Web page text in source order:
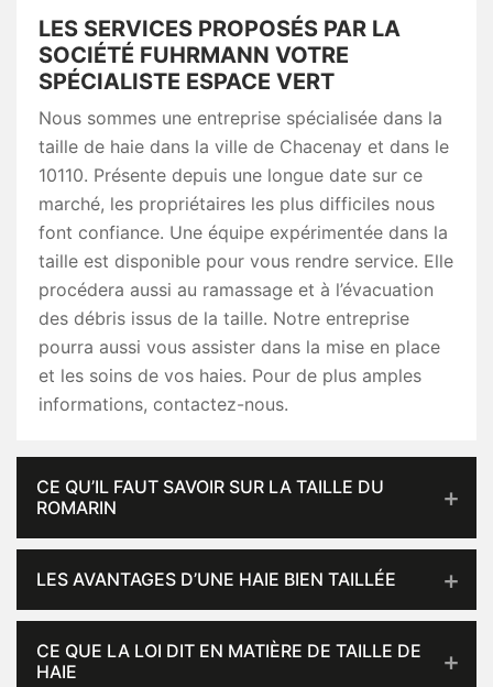
LES SERVICES PROPOSÉS PAR LA
SOCIÉTÉ FUHRMANN VOTRE
SPÉCIALISTE ESPACE VERT
Nous sommes une entreprise spécialisée dans la
taille de haie dans la ville de Chacenay et dans le
10110. Présente depuis une longue date sur ce
marché, les propriétaires les plus difficiles nous
font confiance. Une équipe expérimentée dans la
taille est disponible pour vous rendre service. Elle
procédera aussi au ramassage et à l’évacuation
des débris issus de la taille. Notre entreprise
pourra aussi vous assister dans la mise en place
et les soins de vos haies. Pour de plus amples
informations, contactez-nous.
CE QU’IL FAUT SAVOIR SUR LA TAILLE DU
ROMARIN
LES AVANTAGES D’UNE HAIE BIEN TAILLÉE
CE QUE LA LOI DIT EN MATIÈRE DE TAILLE DE
HAIE